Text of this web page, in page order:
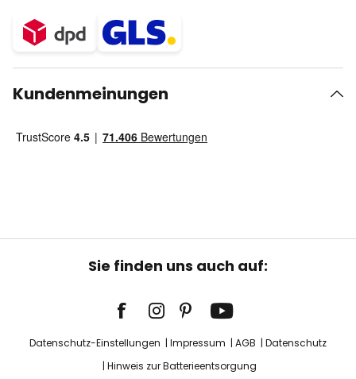
Kundenmeinungen
Sie finden uns auch auf:
Datenschutz-Einstellungen Impressum AGB
Datenschutz
Hinweis zur Batterieentsorgung